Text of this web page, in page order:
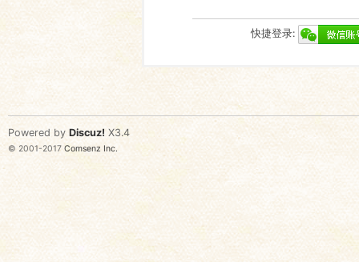
快捷登录:
Powered by Discuz! X3.4
© 2001-2017 Comsenz Inc.